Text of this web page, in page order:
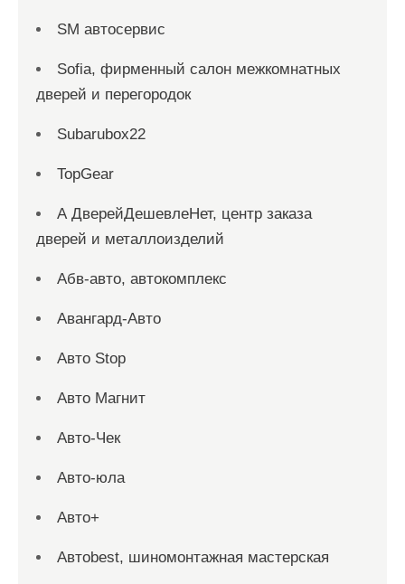
SM автосервис
Sofia, фирменный салон межкомнатных
дверей и перегородок
Subarubox22
TopGear
А ДверейДешевлеНет, центр заказа
дверей и металлоизделий
Абв-авто, автокомплекс
Авангард-Авто
Авто Stop
Авто Магнит
Авто-Чек
Авто-юла
Авто+
Автоbest, шиномонтажная мастерская